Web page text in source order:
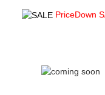
PriceDown